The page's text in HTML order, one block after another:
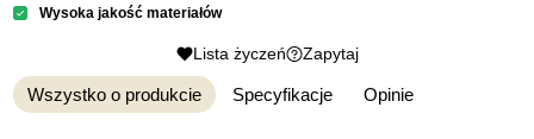
Wysoka jakość materiałów
Lista życzeń Zapytaj
Wszystko o produkcie Specyfikacje Opinie